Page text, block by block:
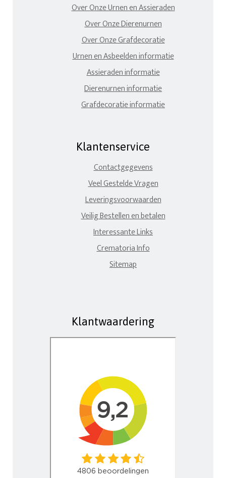
Over Onze Urnen en Assieraden
Over Onze Dierenurnen
Over Onze Grafdecoratie
Urnen en Asbeelden informatie
Assieraden informatie
Dierenurnen informatie
Grafdecoratie informatie
Klantenservice
Contactgegevens
Veel Gestelde Vragen
Leveringsvoorwaarden
Veilig Bestellen en betalen
Interessante Links
Crematoria Info
Sitemap
Klantwaardering